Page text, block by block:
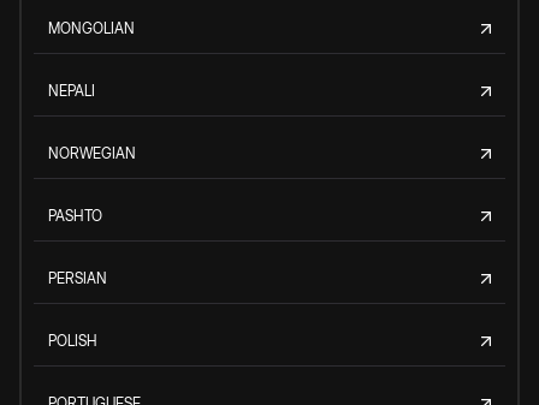
MONGOLIAN
NEPALI
NORWEGIAN
PASHTO
PERSIAN
POLISH